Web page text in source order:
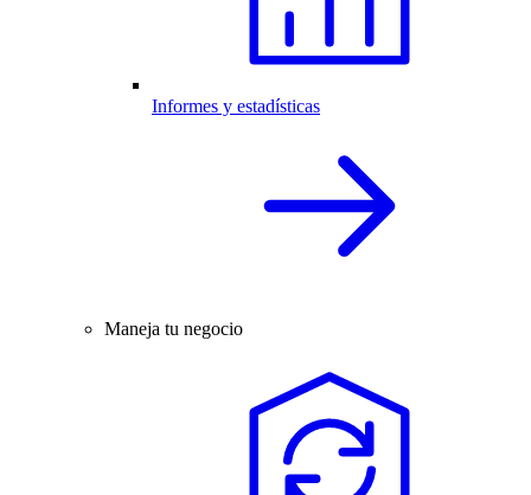
Informes y estadísticas
Maneja tu negocio